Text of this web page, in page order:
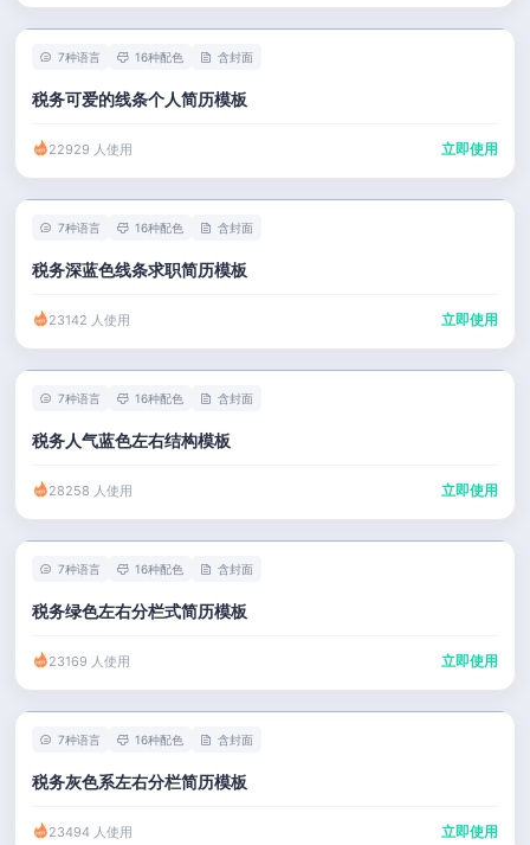
7种语言 16种配色 含封面
税务可爱的线条个人简历模板
22929 人使用 立即使用
7种语言 16种配色 含封面
税务深蓝色线条求职简历模板
23142 人使用 立即使用
7种语言 16种配色 含封面
税务人气蓝色左右结构模板
28258 人使用 立即使用
7种语言 16种配色 含封面
税务绿色左右分栏式简历模板
23169 人使用 立即使用
7种语言 16种配色 含封面
税务灰色系左右分栏简历模板
23494 人使用 立即使用